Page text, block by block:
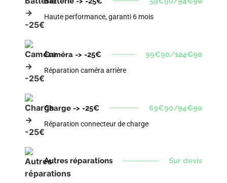
Haute performance, garanti 6 mois
Caméra -> -25€ 99€90/124€90
Réparation caméra arrière
Charge -> -25€ 69€90/94€90
Réparation connecteur de charge
Autres réparations Sur devis